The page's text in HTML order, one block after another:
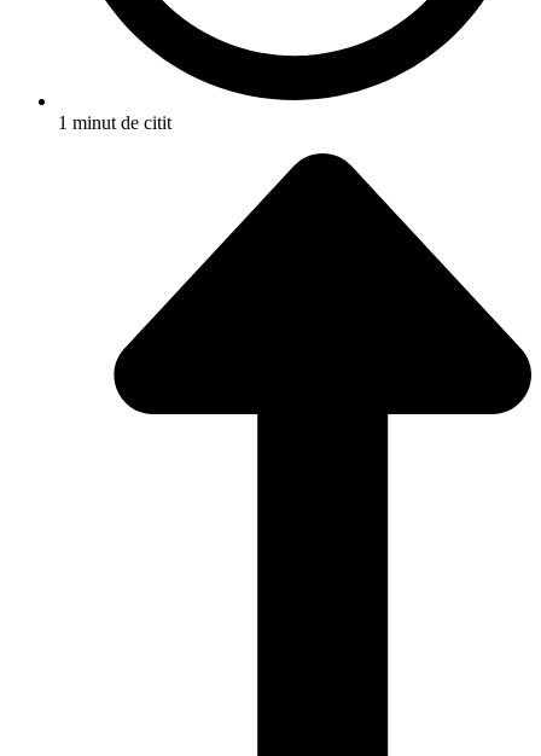
1 minut de citit